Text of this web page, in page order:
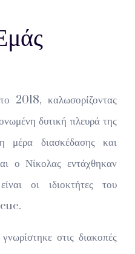
2018, καλωσορίζοντας
δυτική πλευρά της
μέρα διασκέδασης και
ο Νίκολας εντάχθηκαν
οι ιδιοκτήτες του
στις διακοπές